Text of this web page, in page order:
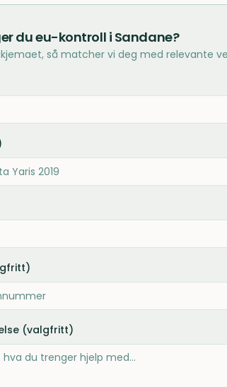
dueu-kontroll i Sandane?
så matcher vi deg med relevante
(valgfritt)